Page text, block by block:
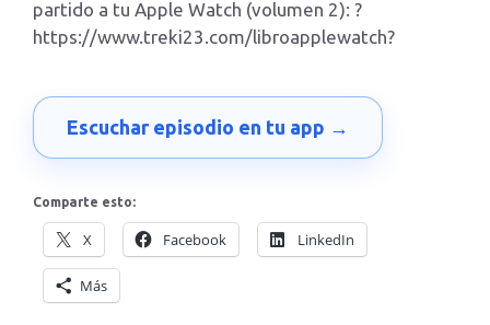
partido a tu Apple Watch (volumen 2): ?
https://www.treki23.com/libroapplewatch?
Escuchar episodio en tu app →
Comparte esto:
X Facebook LinkedIn
Más